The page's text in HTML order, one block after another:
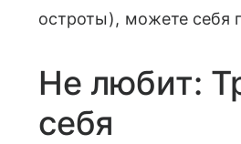
остроты), можете себя
Не любит:
себя